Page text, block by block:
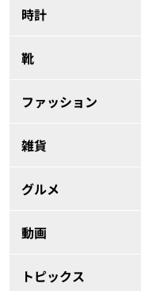
時計
靴
ファッション
雑貨
グルメ
動画
トピックス